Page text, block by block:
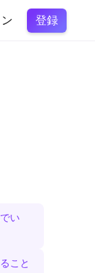
登録
い
こと